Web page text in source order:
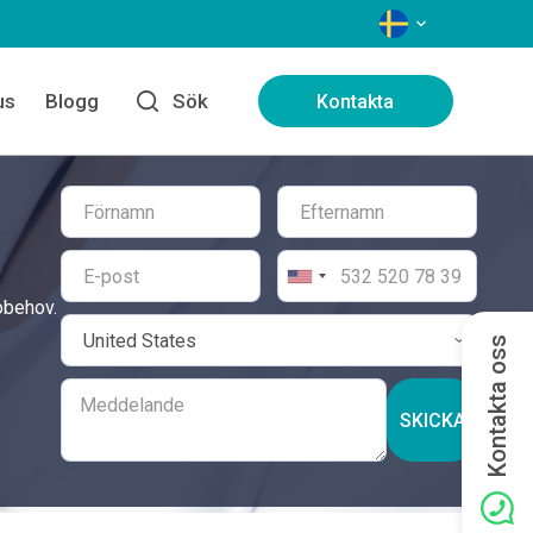
SPRÅK
Blogg Sök Kontakta
SKICKA Kontakta oss